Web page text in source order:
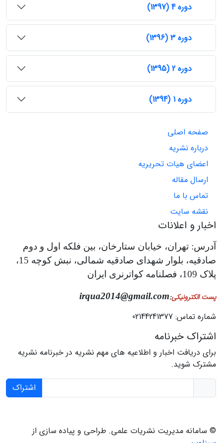
دوره 4 (1397)
دوره 3 (1396)
دوره 2 (1395)
دوره 1 (1394)
صفحه اصلی
درباره نشریه
اعضای هیات تحریریه
ارسال مقاله
تماس با ما
نقشه سایت
اخبار و اعلانات
آدرس: تهران، خیابان ستارخان، بین فلکه اول و دوم
صادقیه، بلوار شهدای صادقیه شمالی، نبش کوچه 15،
پلاک 109، فصلنامه کواترنری ایران
پست الکترونیکی:
irqua2014@gmail.com
شماره تماس: 02144241377
اشتراک خبرنامه
برای دریافت اخبار و اطلاعیه های مهم نشریه در خبرنامه نشریه
مشترک شوید.
اشتراک
© سامانه مدیریت نشریات علمی. طراحی و پیاده سازی از